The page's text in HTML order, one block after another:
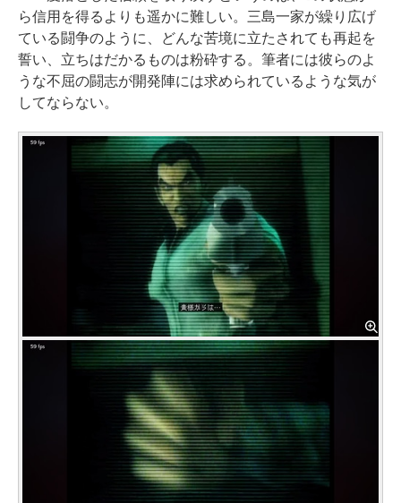
ら信用を得るよりも遥かに難しい。三島一家が繰り広げ
ている闘争のように、どんな苦境に立たされても再起を
誓い、立ちはだかるものは粉砕する。筆者には彼らのよ
うな不屈の闘志が開発陣には求められているような気が
してならない。